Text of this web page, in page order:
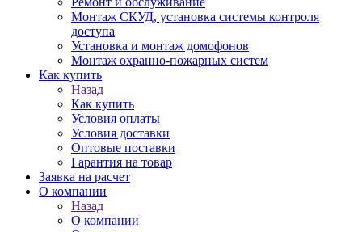
Монтаж СКУД, установка системы контроля
доступа
Установка и монтаж домофонов
Монтаж охранно-пожарных систем
Как купить
Назад
Как купить
Условия оплаты
Условия доставки
Оптовые поставки
Гарантия на товар
Заявка на расчет
О компании
Назад
О компании